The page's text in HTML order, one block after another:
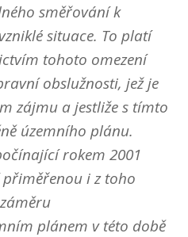
směřování k
situace. To platí
tohoto omezení
obslužnosti, jež je
zájmu a jestliže s tímto
územního plánu.
rokem 2001
i z toho
plánem v této době